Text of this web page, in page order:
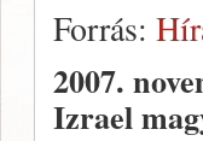
Forrás:
2007.
Izrael